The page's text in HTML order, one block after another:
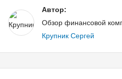
Автор:
Обзор финансовой
Крупник Сергей